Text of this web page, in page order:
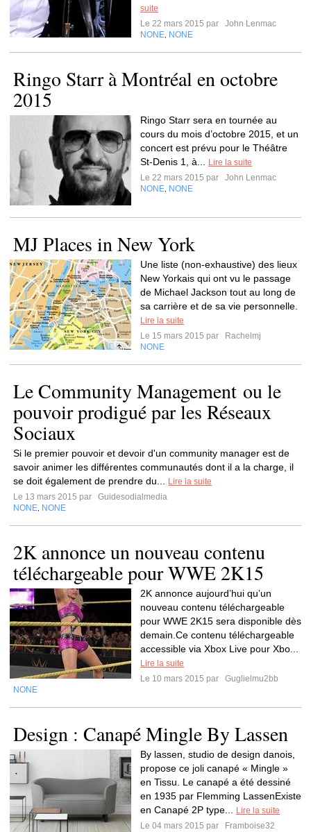
suite
Le 22 mars 2015 par
John Lenmac
NONE NONE
Ringo Starr à Montréal en octobre
2015
Ringo Starr sera en tournée au
cours du mois d’octobre 2015, et un
concert est prévu pour le Théâtre
St-Denis 1, à...
Lire la suite
Le 22 mars 2015 par
John Lenmac
NONE NONE
MJ Places in New York
Une liste (non-exhaustive) des lieux
New Yorkais qui ont vu le passage
de Michael Jackson tout au long de
sa carrière et de sa vie personnelle.
Lire la suite
Le 15 mars 2015 par
Rachelmj
NONE
Le Community Management ou le
pouvoir prodigué par les Réseaux
Sociaux
Si le premier pouvoir et devoir d'un community manager est de
savoir animer les différentes communautés dont il a la charge, il
se doit également de prendre du...
Lire la suite
Le 13 mars 2015 par
Guidesodialmedia
NONE NONE
2K annonce un nouveau contenu
téléchargeable pour WWE 2K15
2K annonce aujourd’hui qu’un
nouveau contenu téléchargeable
pour WWE 2K15 sera disponible dès
demain.Ce contenu téléchargeable
accessible via Xbox Live pour Xbo...
Lire la suite
Le 10 mars 2015 par
Guglielmu2bb
NONE
Design : Canapé Mingle By Lassen
By lassen, studio de design danois,
propose ce joli canapé « Mingle »
en Tissu. Le canapé a été dessiné
en 1935 par Flemming LassenExiste
en Canapé 2P type...
Lire la suite
Le 04 mars 2015 par
Framboise32